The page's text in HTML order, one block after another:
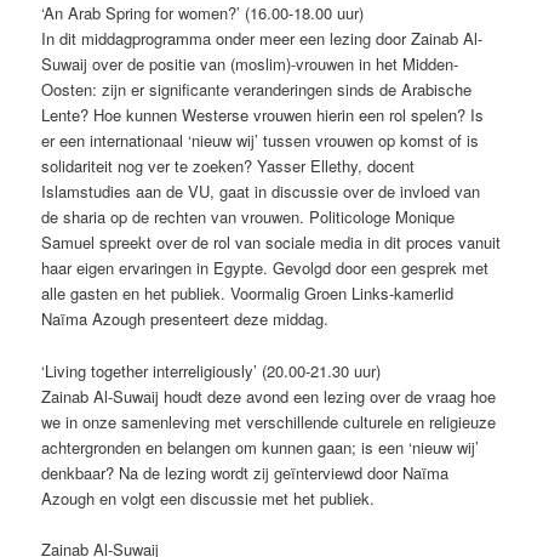
‘An Arab Spring for women?’ (16.00-18.00 uur)
In dit middagprogramma onder meer een lezing door Zainab Al-
Suwaij over de positie van (moslim)-vrouwen in het Midden-
Oosten: zijn er significante veranderingen sinds de Arabische
Lente? Hoe kunnen Westerse vrouwen hierin een rol spelen? Is
er een internationaal ‘nieuw wij’ tussen vrouwen op komst of is
solidariteit nog ver te zoeken? Yasser Ellethy, docent
Islamstudies aan de VU, gaat in discussie over de invloed van
de sharia op de rechten van vrouwen. Politicologe Monique
Samuel spreekt over de rol van sociale media in dit proces vanuit
haar eigen ervaringen in Egypte. Gevolgd door een gesprek met
alle gasten en het publiek. Voormalig Groen Links-kamerlid
Naïma Azough presenteert deze middag.
‘Living together interreligiously’ (20.00-21.30 uur)
Zainab Al-Suwaij houdt deze avond een lezing over de vraag hoe
we in onze samenleving met verschillende culturele en religieuze
achtergronden en belangen om kunnen gaan; is een ‘nieuw wij’
denkbaar? Na de lezing wordt zij geïnterviewd door Naïma
Azough en volgt een discussie met het publiek.
Zainab Al-Suwaij